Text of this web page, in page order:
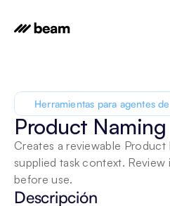
Herramientas para agentes
Product Naming
Creates a reviewable
supplied task context.
before use.
Descripción